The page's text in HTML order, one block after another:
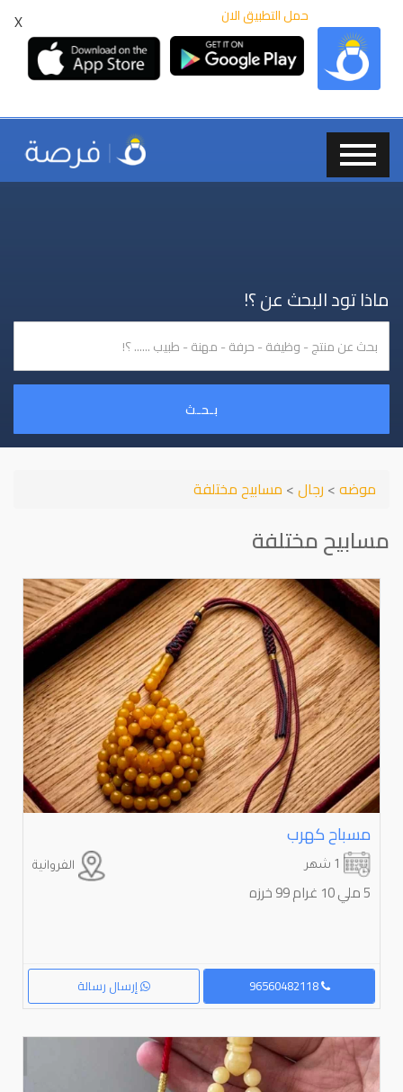
X حمل التطبيق الان
ماذا تود البحث عن ؟!
بـحـث
موضه> رجال> مسابيح مختلفة
مسابيح مختلفة
مسباح كهرب
الفروانية
5 ملي 10 غرام 99 خرزه
إرسال رسالة 96560482118